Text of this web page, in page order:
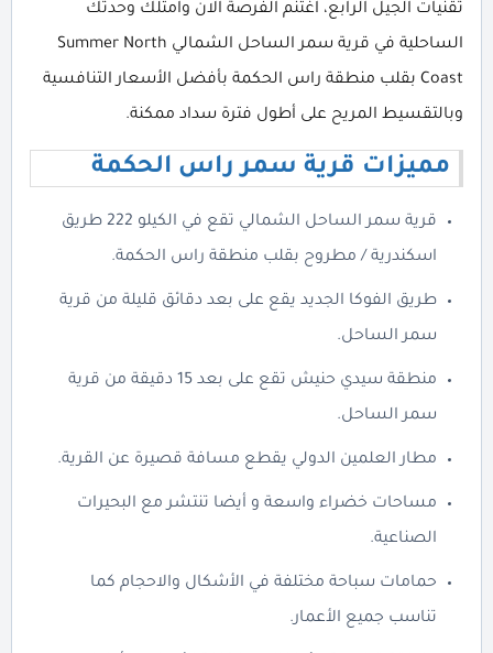
تقنيات الجيل الرابع، اغتنم الفرصة الان وامتلك وحدتك
الساحلية في قرية سمر الساحل الشمالي Summer North
Coast بقلب منطقة راس الحكمة بأفضل الأسعار التنافسية
وبالتقسيط المريح على أطول فترة سداد ممكنة.
مميزات قرية سمر راس الحكمة
قرية سمر الساحل الشمالي تقع في الكيلو 222 طريق
اسكندرية / مطروح بقلب منطقة راس الحكمة.
طريق الفوكا الجديد يقع على بعد دقائق قليلة من قرية
سمر الساحل.
منطقة سيدي حنيش تقع على بعد 15 دقيقة من قرية
سمر الساحل.
مطار العلمين الدولي يقطع مسافة قصيرة عن القرية.
مساحات خضراء واسعة و أيضا تنتشر مع البحيرات
الصناعية.
حمامات سباحة مختلفة في الأشكال والاحجام كما
تناسب جميع الأعمار.